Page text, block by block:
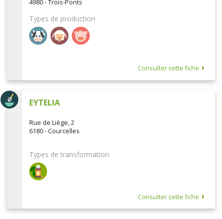
4980 - Trois-Ponts
Types de production
Consulter cette fiche
EYTELIA
Rue de Liège, 2
6180 - Courcelles
Types de transformation
Consulter cette fiche